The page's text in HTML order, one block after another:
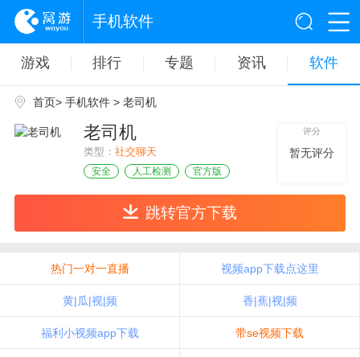
手机软件
游戏 排行 专题 资讯 软件
首页> 手机软件> 老司机
老司机
类型： 社交聊天
安全 人工检测 官方版
评分
暂无评分
跳转官方下载
热门一对一直播 视频app下载点这里
黄|瓜|视|频 香|蕉|视|频
福利小视频app下载 带se视频下载